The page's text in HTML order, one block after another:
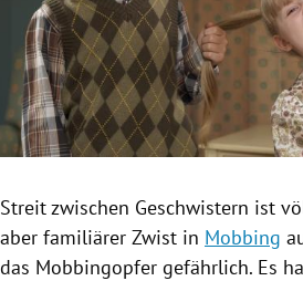
Untermenü
Untermenü
Untermenü
Untermenü
Streit zwischen Geschwistern ist
aber familiärer Zwist in Mobbing
das Mobbingopfer gefährlich. Es